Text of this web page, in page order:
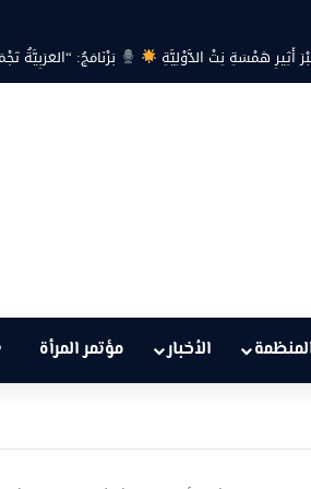
الأخبار مؤتمر المرأة